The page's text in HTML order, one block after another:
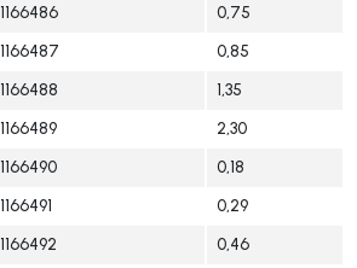
1166486
0,75
1166487
0,85
1166488
1,35
1166489
2,30
1166490
0,18
1166491
0,29
1166492
0,46